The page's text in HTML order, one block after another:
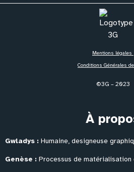
Mentions légales
Conditions Générales
©3G – 2023
À
Gwladys : Humaine, designeuse
Genèse : Processus de matérialisation